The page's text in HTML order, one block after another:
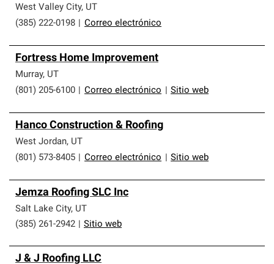
West Valley City, UT
(385) 222-0198
Correo electrónico
Fortress Home Improvement
Murray, UT
(801) 205-6100
Correo electrónico Sitio web
Hanco Construction & Roofing
West Jordan, UT
(801) 573-8405
Correo electrónico Sitio web
Jemza Roofing SLC Inc
Salt Lake City, UT
(385) 261-2942
Sitio web
J & J Roofing LLC